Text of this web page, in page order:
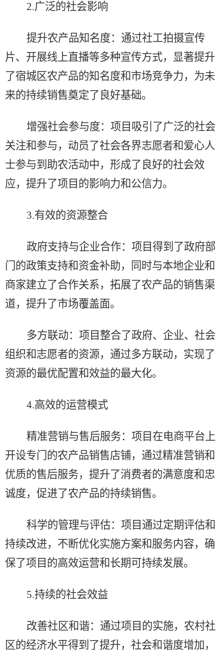
2.广泛的社会影响
提升农产品知名度：通过社工拍摄宣传
片、开展线上直播等多种宣传方式，显著提升
了宿城区农产品的知名度和市场竞争力，为未
来的持续销售奠定了良好基础。
增强社会参与度：项目吸引了广泛的社会
关注和参与，动员了社会各界志愿者和爱心人
士参与到助农活动中，形成了良好的社会效
应，提升了项目的影响力和公信力。
3.有效的资源整合
政府支持与企业合作：项目得到了政府部
门的政策支持和资金补助，同时与本地企业和
商家建立了合作关系，拓展了农产品的销售渠
道，提升了市场覆盖面。
多方联动：项目整合了政府、企业、社会
组织和志愿者的资源，通过多方联动，实现了
资源的最优配置和效益的最大化。
4.高效的运营模式
精准营销与售后服务：项目在电商平台上
开设专门的农产品销售店铺，通过精准营销和
优质的售后服务，提升了消费者的满意度和忠
诚度，促进了农产品的持续销售。
科学的管理与评估：项目通过定期评估和
持续改进，不断优化实施方案和服务内容，确
保了项目的高效运营和长期可持续发展。
5.持续的社会效益
改善社区和谐：通过项目的实施，农村社
区的经济水平得到了提升，社会和谐度增加，